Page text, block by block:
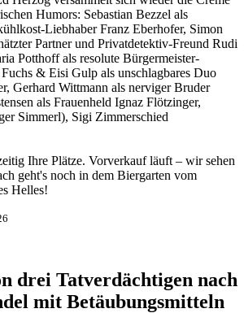
Humors: Sebastian Bezzel als
Liebhaber Franz Eberhofer, Simon
Partner und Privatdetektiv-Freund Rudi
Potthoff als resolute Bürgermeister-
& Eisi Gulp als unschlagbares Duo
Gerhard Wittmann als nerviger Bruder
als Frauenheld Ignaz Flötzinger,
Simmerl), Sigi Zimmerschied
Ihre Plätze. Vorverkauf läuft – wir sehen
geht's noch in dem Biergarten vom
Helles!
drei Tatverdächtigen nach
mit Betäubungsmitteln